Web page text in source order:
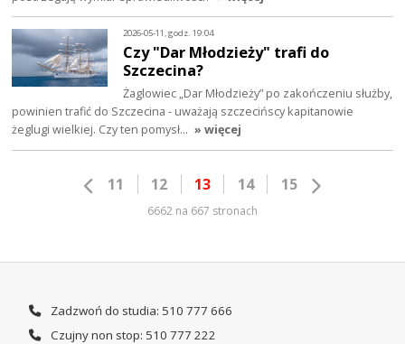
2026-05-11, godz. 19:04
Czy "Dar Młodzieży" trafi do
Szczecina?
Żaglowiec „Dar Młodzieży” po zakończeniu służby,
powinien trafić do Szczecina - uważają szczecińscy kapitanowie
żeglugi wielkiej. Czy ten pomysł… » więcej
11 12 13 14 15
6662 na 667 stronach
Zadzwoń do studia: 510 777 666
Czujny non stop: 510 777 222